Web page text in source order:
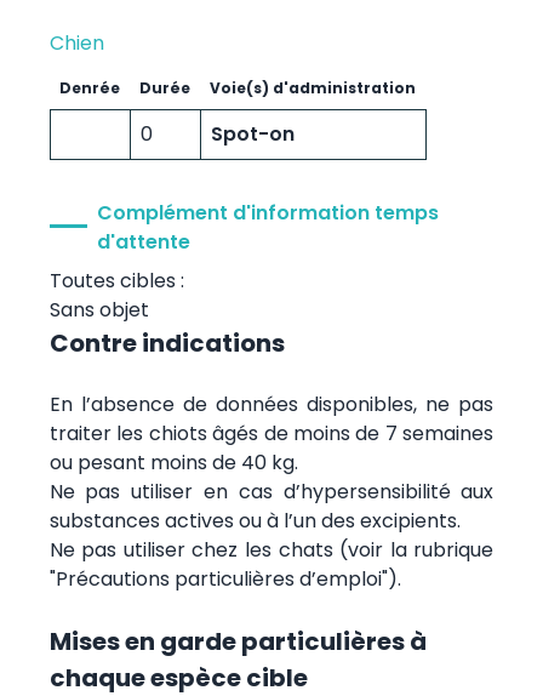
Chien
Denrée Durée Voie(s) d'administration
0 Spot-on
Complément d'information temps
d'attente
Toutes cibles :
Sans objet
Contre indications
En l’absence de données disponibles, ne pas
traiter les chiots âgés de moins de 7 semaines
ou pesant moins de 40 kg.
Ne pas utiliser en cas d’hypersensibilité aux
substances actives ou à l’un des excipients.
Ne pas utiliser chez les chats (voir la rubrique
"Précautions particulières d’emploi").
Mises en garde particulières à
chaque espèce cible